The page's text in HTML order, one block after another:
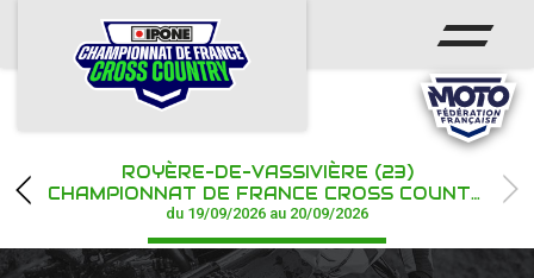
ACCUEIL
ACTUS
CHAMPIONNAT
RÉSULTATS
ROYÈRE-DE-VASSIVIÈRE (23)
CHAMPIONNAT DE FRANCE CROSS COUNTRY IPONE
du 19/09/2026 au 20/09/2026